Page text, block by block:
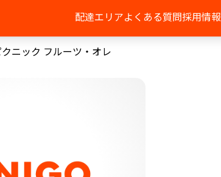
配達エリアよくある質問採用情報
クニック フルーツ・オレ